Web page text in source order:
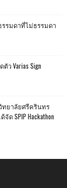
รมดาที่ไม่ธรรมดา
ว Varias Sign
ทยาลัยศรีครินทร
SPIP Hackathon